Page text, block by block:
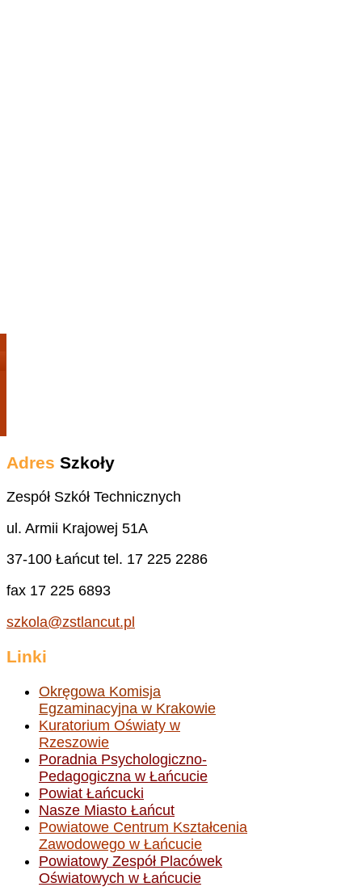
Adres Szkoły
Zespół Szkół Technicznych
ul. Armii Krajowej 51A
37-100 Łańcut tel. 17 225 2286
fax 17 225 6893
szkola@zstlancut.pl
Linki
Okręgowa Komisja
Egzaminacyjna w Krakowie
Kuratorium Oświaty w
Rzeszowie
Poradnia Psychologiczno-
Pedagogiczna w Łańcucie
Powiat Łańcucki
Nasze Miasto Łańcut
Powiatowe Centrum Kształcenia
Zawodowego w Łańcucie
Powiatowy Zespół Placówek
Oświatowych w Łańcucie